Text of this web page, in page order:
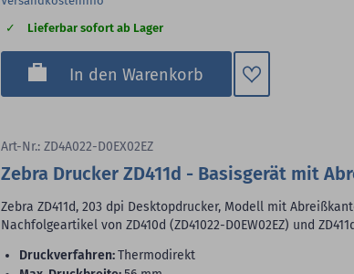
Lieferbar sofort ab Lager
In den Warenkorb
Zum
Art-Nr.: ZD4A022-D0EX02EZ
Zebra Drucker ZD411d - Basisgerät mit
Zebra ZD411d, 203 dpi Desktopdrucker, Modell mit
Nachfolgeartikel von ZD410d (ZD41022-D0EW02EZ) und
Druckverfahren:Thermodirekt